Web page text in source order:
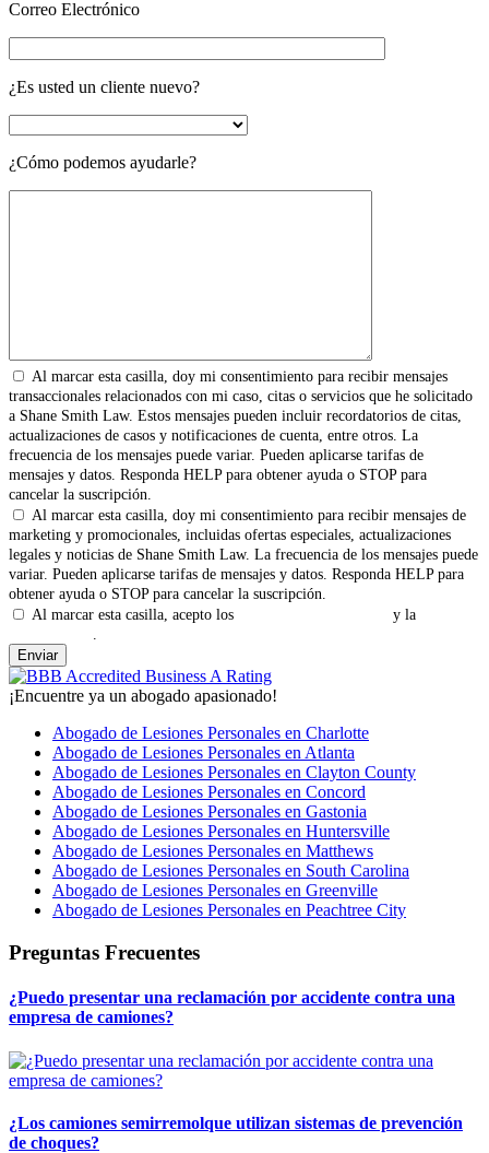
Correo Electrónico
¿Es usted un cliente nuevo?
¿Cómo podemos ayudarle?
Al marcar esta casilla, doy mi consentimiento para recibir mensajes
transaccionales relacionados con mi caso, citas o servicios que he solicitado
a Shane Smith Law. Estos mensajes pueden incluir recordatorios de citas,
actualizaciones de casos y notificaciones de cuenta, entre otros. La
frecuencia de los mensajes puede variar. Pueden aplicarse tarifas de
mensajes y datos. Responda HELP para obtener ayuda o STOP para
cancelar la suscripción.
Al marcar esta casilla, doy mi consentimiento para recibir mensajes de
marketing y promocionales, incluidas ofertas especiales, actualizaciones
legales y noticias de Shane Smith Law. La frecuencia de los mensajes puede
variar. Pueden aplicarse tarifas de mensajes y datos. Responda HELP para
obtener ayuda o STOP para cancelar la suscripción.
Al marcar esta casilla, acepto los
y la
.
¡Encuentre ya un abogado apasionado!
Abogado de Lesiones Personales en Charlotte
Abogado de Lesiones Personales en Atlanta
Abogado de Lesiones Personales en Clayton County
Abogado de Lesiones Personales en Concord
Abogado de Lesiones Personales en Gastonia
Abogado de Lesiones Personales en Huntersville
Abogado de Lesiones Personales en Matthews
Abogado de Lesiones Personales en South Carolina
Abogado de Lesiones Personales en Greenville
Abogado de Lesiones Personales en Peachtree City
Preguntas Frecuentes
¿Puedo presentar una reclamación por accidente contra una
empresa de camiones?
¿Los camiones semirremolque utilizan sistemas de prevención
de choques?